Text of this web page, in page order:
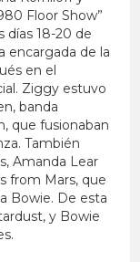
Floor Show”
días 18-20 de
encargada de la
en el
Ziggy estuvo
banda
que fusionaban
También
Amanda Lear
from Mars, que
Bowie. De esta
y Bowie